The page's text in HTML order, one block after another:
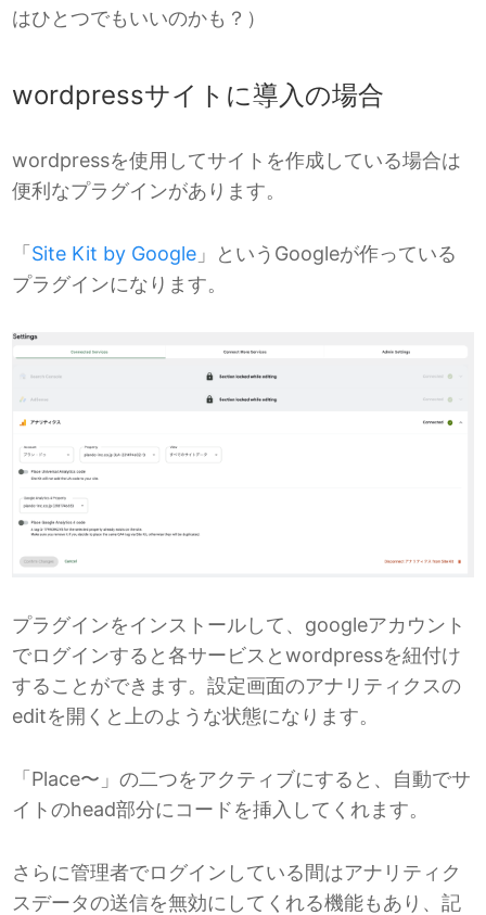
はひとつでもいいのかも？）
wordpressサイトに導入の場合
wordpressを使用してサイトを作成している場合は
便利なプラグインがあります。
「Site Kit by Google 」というGoogleが作っている
プラグインになります。
プラグインをインストールして、googleアカウント
でログインすると各サービスとwordpressを紐付け
することができます。設定画面のアナリティクスの
editを開くと上のような状態になります。
「Place〜」の二つをアクティブにすると、自動でサ
イトのhead部分にコードを挿入してくれます。
さらに管理者でログインしている間はアナリティク
スデータの送信を無効にしてくれる機能もあり、記